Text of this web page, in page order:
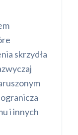
skrzydła
i innych